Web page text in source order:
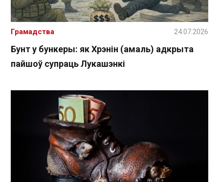
Бунт у бункеры: як Хрэнін (амаль) адкрыта
пайшоў супраць Лукашэнкі
Грамадства 24.07.2026